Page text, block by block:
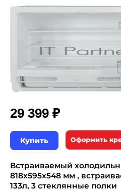
29 399 ₽
Купить Оформить
Встраиваемый
818х595х548 мм ,
133л, 3 стеклянные полки